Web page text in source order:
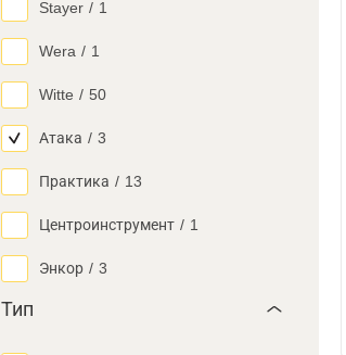
Stayer / 1
Wera / 1
Witte / 50
Атака / 3
Практика / 13
Центроинструмент / 1
Энкор / 3
Тип